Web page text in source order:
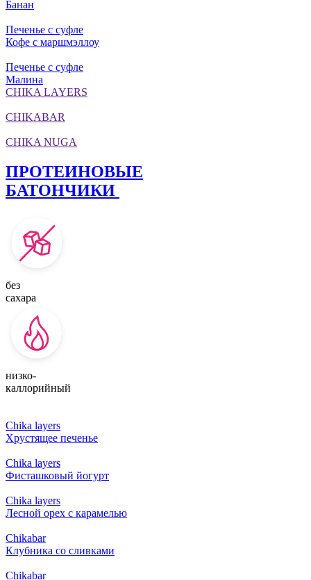
Банан
Печенье с суфле
Кофе с маршмэллоу
Печенье с суфле
Малина
CHIKA LAYERS
CHIKABAR
CHIKA NUGA
ПРОТЕИНОВЫЕ
БАТОНЧИКИ
без
сахара
низко-
каллорийный
Chika layers
Хрустящее печенье
Chika layers
Фисташковый йогурт
Chika layers
Лесной орех с карамелью
Chikabar
Клубникa со сливками
Chikabar